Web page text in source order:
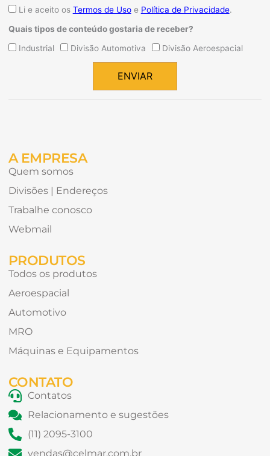
AceiteLi e aceito os Termos de Usoe Política de Privacidade.
Quais tipos de conteúdo gostaria de receber?
QuaisIndustrial Divisão Automotiva Divisão Aeroespacial
ENVIAR
A EMPRESA
Quem somos
Divisões | Endereços
Trabalhe conosco
Webmail
PRODUTOS
Todos os produtos
Aeroespacial
Automotivo
MRO
Máquinas e Equipamentos
CONTATO
Contatos
Relacionamento e sugestões
(11) 2095-3100
vendas@celmar.com.br